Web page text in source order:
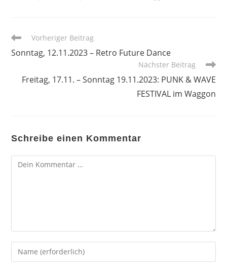
Weitere
ansehen
Vorheriger Beitrag
Sonntag, 12.11.2023 – Retro Future Dance
Nächster Beitrag
Freitag, 17.11. – Sonntag 19.11.2023: PUNK & WAVE
FESTIVAL im Waggon
Schreibe einen Kommentar
Kommentar
Gib
deinen